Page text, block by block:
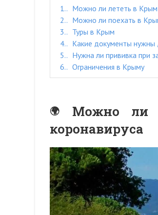
1.
Можно ли лететь в Крым
2.
Можно ли поехать в
3.
Туры в Крым
4.
Какие документы
5.
Нужна ли прививка при
6.
Ограничения в Крыму
Можно ли
коронавируса